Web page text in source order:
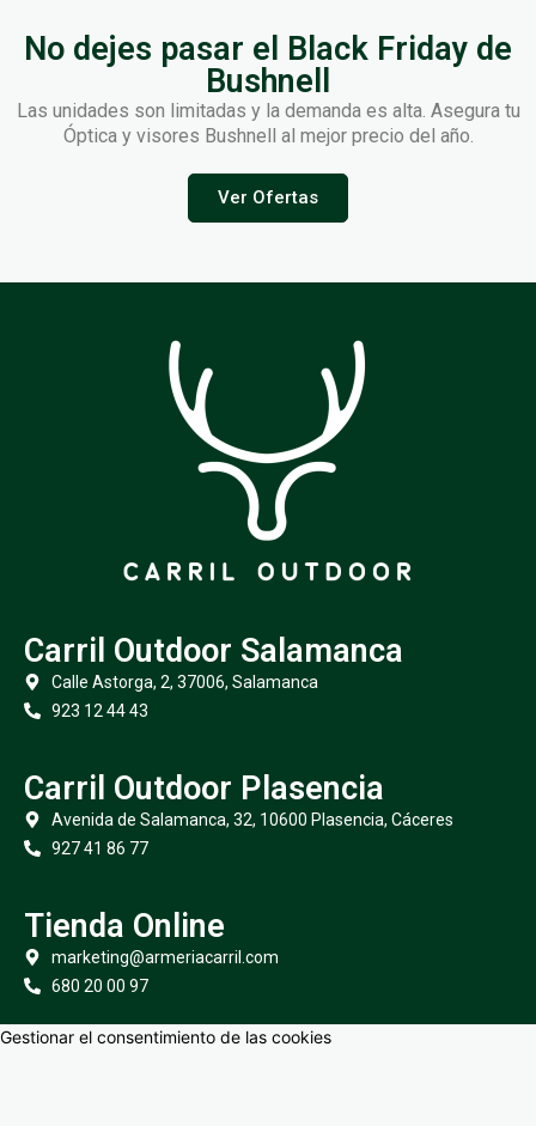
No dejes pasar el Black Friday de
Bushnell
Las unidades son limitadas y la demanda es alta. Asegura tu
Óptica y visores Bushnell al mejor precio del año.
Ver Ofertas
Carril Outdoor Salamanca
Calle Astorga, 2, 37006, Salamanca
923 12 44 43
Carril Outdoor Plasencia
Avenida de Salamanca, 32, 10600 Plasencia, Cáceres
927 41 86 77
Tienda Online
marketing@armeriacarril.com
680 20 00 97
Gestionar el consentimiento de las cookies